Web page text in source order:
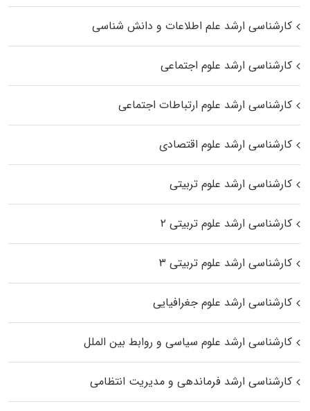
کارشناسی ارشد علم اطلاعات و دانش شناسی
کارشناسی ارشد علوم اجتماعی
کارشناسی ارشد علوم ارتباطات اجتماعی
کارشناسی ارشد علوم اقتصادی
کارشناسی ارشد علوم تربیتی
کارشناسی ارشد علوم تربیتی ۲
کارشناسی ارشد علوم تربیتی ۳
کارشناسی ارشد علوم جغرافیایی
کارشناسی ارشد علوم سیاسی و روابط بین الملل
کارشناسی ارشد فرماندهی و مدیریت انتظامی